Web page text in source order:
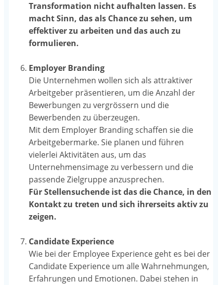
Transformation nicht aufhalten lassen. Es
macht Sinn, das als Chance zu sehen, um
effektiver zu arbeiten und das auch zu
formulieren.
Employer Branding
Die Unternehmen wollen sich als attraktiver
Arbeitgeber präsentieren, um die Anzahl der
Bewerbungen zu vergrössern und die
Bewerbenden zu überzeugen.
Mit dem Employer Branding schaffen sie die
Arbeitgebermarke. Sie planen und führen
vielerlei Aktivitäten aus, um das
Unternehmensimage zu verbessern und die
passende Zielgruppe anzusprechen.
Für Stellensuchende ist das die Chance, in den
Kontakt zu treten und sich ihrerseits aktiv zu
zeigen.
Candidate Experience
Wie bei der Employee Experience geht es bei der
Candidate Experience um alle Wahrnehmungen,
Erfahrungen und Emotionen. Dabei stehen in